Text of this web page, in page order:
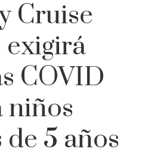
Cruise
exigirá
COVID
niños
5 años